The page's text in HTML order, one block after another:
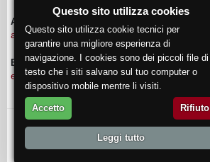
ADVERTISING
advertising@doctorwine.it
EVENTI
eventi@doctorwine.it
© 2018 DoctorWine .
Questo sito utilizza cookies
Questo sito utilizza cookie tecnici per
garantire una migliore esperienza di
navigazione. I cookies sono dei piccoli file di
testo che i siti salvano sul tuo computer o
dispositivo mobile mentre li visiti.
Accetto Rifiuto
Leggi tutto